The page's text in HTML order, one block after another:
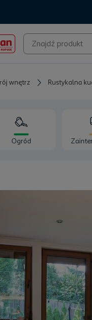
wnętrz Rustykalna
Ogród